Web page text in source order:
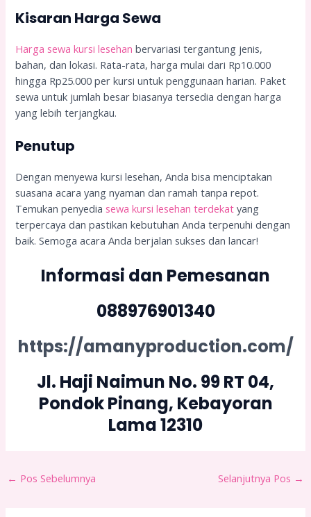
Kisaran Harga Sewa
Harga sewa kursi lesehan bervariasi tergantung jenis,
bahan, dan lokasi. Rata-rata, harga mulai dari Rp10.000
hingga Rp25.000 per kursi untuk penggunaan harian. Paket
sewa untuk jumlah besar biasanya tersedia dengan harga
yang lebih terjangkau.
Penutup
Dengan menyewa kursi lesehan, Anda bisa menciptakan
suasana acara yang nyaman dan ramah tanpa repot.
Temukan penyedia sewa kursi lesehan terdekat yang
terpercaya dan pastikan kebutuhan Anda terpenuhi dengan
baik. Semoga acara Anda berjalan sukses dan lancar!
Informasi dan Pemesanan
088976901340
https://amanyproduction.com/
Jl. Haji Naimun No. 99 RT 04,
Pondok Pinang, Kebayoran
Lama 12310
← Pos Sebelumnya Selanjutnya Pos →